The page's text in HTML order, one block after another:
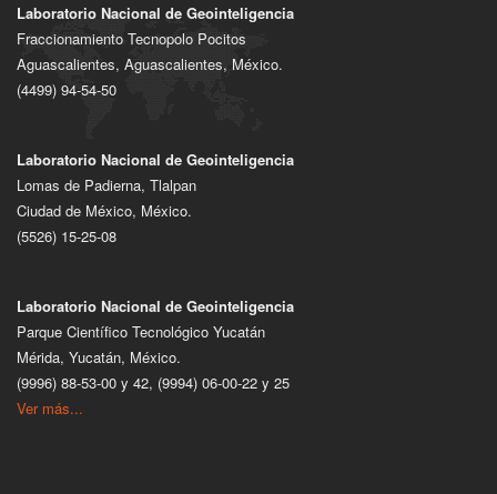
Laboratorio Nacional de Geointeligencia
Fraccionamiento Tecnopolo Pocitos
Aguascalientes, Aguascalientes, México.
(4499) 94-54-50
Laboratorio Nacional de Geointeligencia
Lomas de Padierna, Tlalpan
Ciudad de México, México.
(5526) 15-25-08
Laboratorio Nacional de Geointeligencia
Parque Científico Tecnológico Yucatán
Mérida, Yucatán, México.
(9996) 88-53-00 y 42, (9994) 06-00-22 y 25
Ver más...